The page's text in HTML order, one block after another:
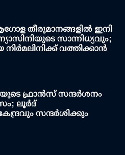
തീരുമാനങ്ങളിൽ ഇനി
സാന്നിധ്യവും;
നിർമലിനിക്ക് വത്തിക്കാൻ
ഫ്രാൻസ് സന്ദർശനം
ലൂർദ്
സന്ദർശിക്കും